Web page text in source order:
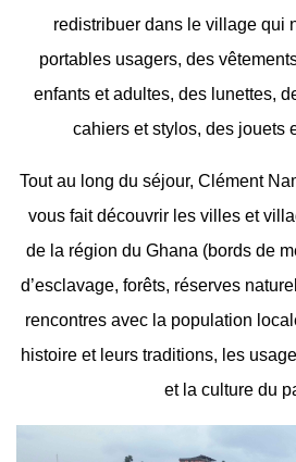
redistribuer dans le village qui
portables usagers, des
enfants et adultes, des lunettes,
cahiers et stylos, des jouets
Tout au long du séjour, Clément
vous fait découvrir les villes et
de la région du Ghana (bords de
d’esclavage, forêts, réserves
rencontres avec la population
histoire et leurs traditions, les
et la culture du